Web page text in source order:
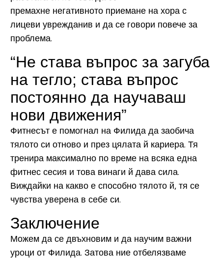
премахне негативното приемане на хора с
лицеви уврежданив и да се говори повече за
проблема.
“Не става въпрос за загуба
на тегло; става въпрос
постоянно да научаваш
нови движения”
Фитнесът е помогнал на Филида да заобича
тялото си отново и през цялата й кариера. Тя
тренира максимално по време на всяка една
фитнес сесия и това винаги й дава сила.
Виждайки на какво е способно тялото й, тя се
чувства уверена в себе си.
Заключение
Можем да се двъхновим и да научим важни
уроци от Филида. Затова ние отбелязваме